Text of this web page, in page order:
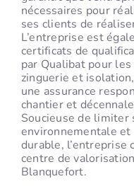
nécessaires pour
ses clients de
L’entreprise est
certificats de
par Qualibat pour
zinguerie et
une assurance
chantier et
Soucieuse de limiter
environnementale et
durable, l’entreprise
centre de
Blanquefort.